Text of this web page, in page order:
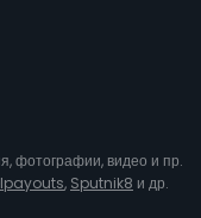
фотографии, видео и пр.
, Sputnik8 и др.